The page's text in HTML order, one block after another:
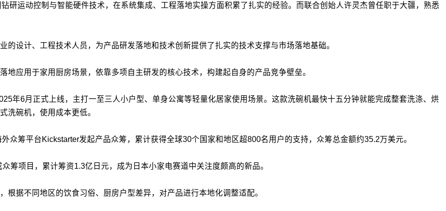
研运动控制与智能硬件技术，在系统集成、工程落地实操方面积累了扎实的经验。而联合创始人许灵杰曾任职于大疆，熟悉
设计、工程技术人员，为产品研发落地和技术创新提供了扎实的技术支撑与市场落地基础。
应用于家用厨房场景，依靠多项自主研发的核心技术，构建起自身的产品竞争壁垒。
年6月正式上线，主打一至三人小户型、单身公寓等轻量化居家使用场景。这款洗碗机最快十五分钟就能完成整套洗涤、烘
洗碗机，使用成本更低。
众筹平台Kickstarter发起产品众筹，累计获得全球30个国家和地区超800名用户的支持，众筹总金额约35.2万美元。
筹项目，累计筹资1.3亿日元，成为日本小家电赛道中关注度颇高的新品。
据不同地区的饮食习俗、厨房户型差异，对产品进行本地化调整适配。